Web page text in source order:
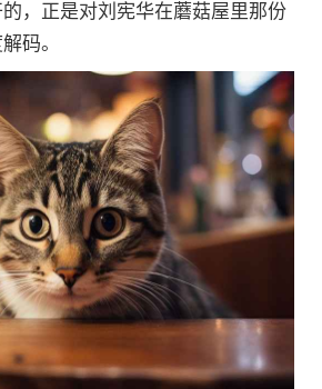
，正是对刘宪华在蘑菇屋里那份
码。